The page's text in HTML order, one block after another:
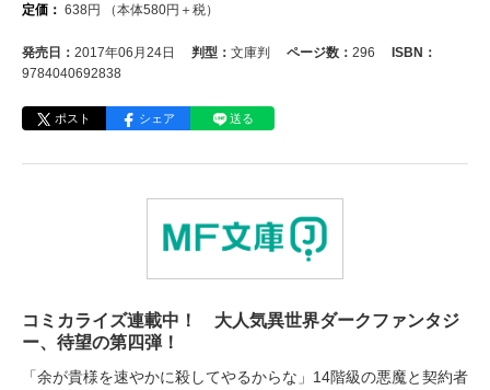
定価： 638円 （本体580円＋税）
発売日： 2017年06月24日 判型： 文庫判 ページ数： 296
ISBN：
9784040692838
ポスト シェア 送る
コミカライズ連載中！ 大人気異世界ダークファンタジ
ー、待望の第四弾！
「余が貴様を速やかに殺してやるからな」14階級の悪魔と契約者